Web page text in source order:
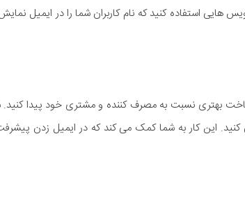
هایی استفاده کنید که نام کاربران شما را در ایمیل
بهتری نسبت به مصرف کننده و مشتری خود پیدا کنید.
کنید. این کار به شما کمک می کند که در ایمیل زدن